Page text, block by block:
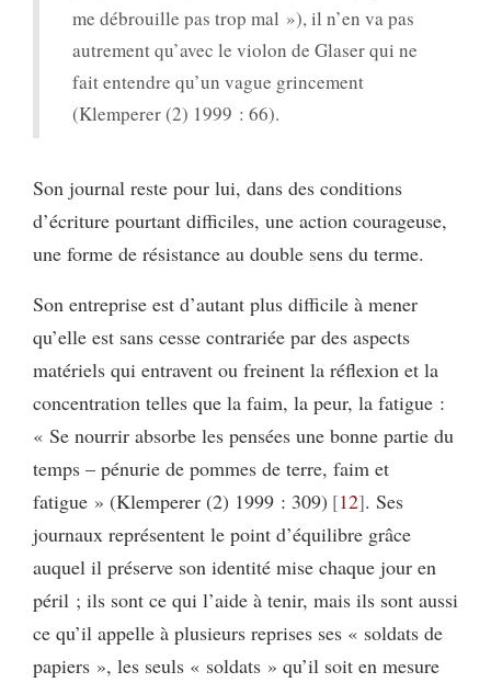
me débrouille pas trop mal »), il n’en va pas
autrement qu’avec le violon de Glaser qui ne
fait entendre qu’un vague grincement
(Klemperer (2) 1999 : 66).
Son journal reste pour lui, dans des conditions
d’écriture pourtant difficiles, une action courageuse,
une forme de résistance au double sens du terme.
Son entreprise est d’autant plus difficile à mener
qu’elle est sans cesse contrariée par des aspects
matériels qui entravent ou freinent la réflexion et la
concentration telles que la faim, la peur, la fatigue :
« Se nourrir absorbe les pensées une bonne partie du
temps – pénurie de pommes de terre, faim et
fatigue » (Klemperer (2) 1999 : 309) 12 . Ses
journaux représentent le point d’équilibre grâce
auquel il préserve son identité mise chaque jour en
péril ; ils sont ce qui l’aide à tenir, mais ils sont aussi
ce qu’il appelle à plusieurs reprises ses « soldats de
papiers », les seuls « soldats » qu’il soit en mesure